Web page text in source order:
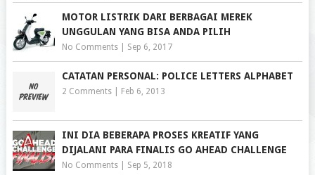
MOTOR LISTRIK DARI BERBAGAI MEREK
UNGGULAN YANG BISA ANDA PILIH
No Comments| Sep 6, 2017
CATATAN PERSONAL: POLICE LETTERS ALPHABET
2 Comments| Feb 6, 2013
INI DIA BEBERAPA PROSES KREATIF YANG
DIJALANI PARA FINALIS GO AHEAD CHALLENGE
No Comments| Sep 5, 2018